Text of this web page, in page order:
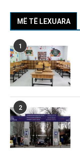
MË TË LEXUARA
1
2